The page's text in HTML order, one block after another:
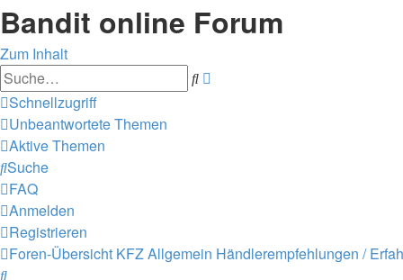
Bandit online Forum
Zum Inhalt
Suche
Schnellzugriff
Unbeantwortete Themen
Aktive Themen
Suche
FAQ
Anmelden
Registrieren
Foren-Übersicht KFZ Allgemein Händlerempfehlungen /
Suche